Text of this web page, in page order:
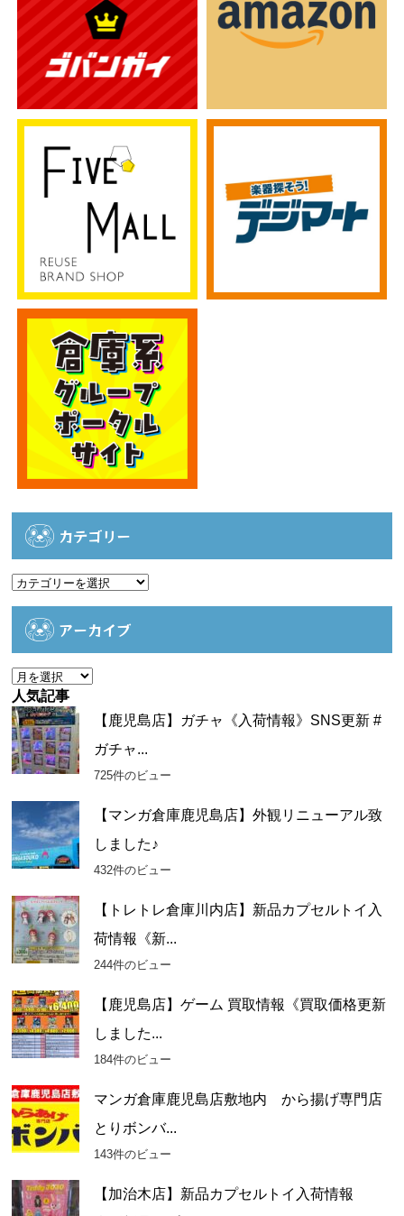
カテゴリー
カ
アーカイブ
ア
ー
カ
イ
ブ
人気記事
【鹿児島店】ガチャ《入荷情報》SNS更新 #
ガチャ...
725件のビュー
【マンガ倉庫鹿児島店】外観リニューアル致
しました♪
432件のビュー
【トレトレ倉庫川内店】新品カプセルトイ入
荷情報《新...
244件のビュー
【鹿児島店】ゲーム 買取情報《買取価格更新
しました...
184件のビュー
マンガ倉庫鹿児島店敷地内 から揚げ専門店
とりボンバ...
143件のビュー
【加治木店】新品カプセルトイ入荷情報